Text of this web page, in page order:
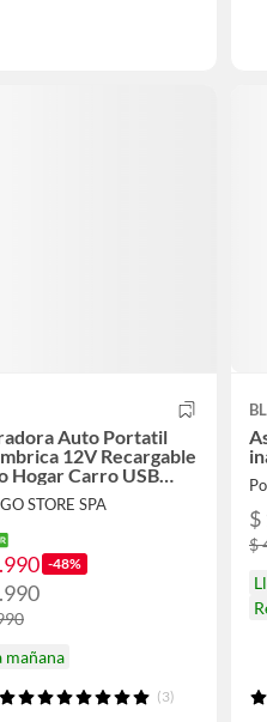
Auto Portatil
12V Recargable
Hogar Carro USB
Potente Mini
STORE SPA
-48%
mañana
(3)
$
$